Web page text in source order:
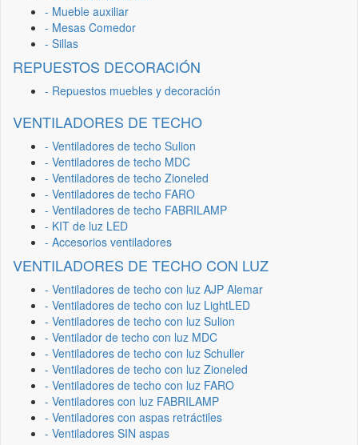
- Mueble auxiliar
- Mesas Comedor
- Sillas
REPUESTOS DECORACIÓN
- Repuestos muebles y decoración
VENTILADORES DE TECHO
- Ventiladores de techo Sulion
- Ventiladores de techo MDC
- Ventiladores de techo Zioneled
- Ventiladores de techo FARO
- Ventiladores de techo FABRILAMP
- KIT de luz LED
- Accesorios ventiladores
VENTILADORES DE TECHO CON LUZ
- Ventiladores de techo con luz AJP Alemar
- Ventiladores de techo con luz LightLED
- Ventiladores de techo con luz Sulion
- Ventilador de techo con luz MDC
- Ventiladores de techo con luz Schuller
- Ventiladores de techo con luz Zioneled
- Ventiladores de techo con luz FARO
- Ventiladores con luz FABRILAMP
- Ventiladores con aspas retráctiles
- Ventiladores SIN aspas